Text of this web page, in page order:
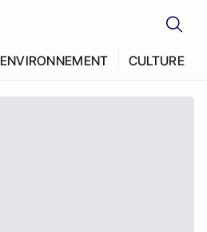
ENVIRONNEMENT CULTURE